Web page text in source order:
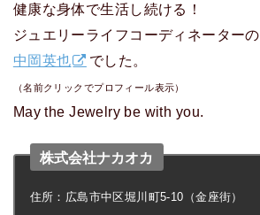
健康な身体で生活し続ける！
ジュエリーライフコーディネーターの
中岡英也
でした。
（名前クリックでプロフィール表示）
May the Jewelry be with you.
株式会社ナカオカ
住所：広島市中区堀川町5-10（金座街）